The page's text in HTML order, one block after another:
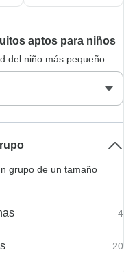
aptos para niños
del niño más pequeño:
grupo de un tamaño
4
20